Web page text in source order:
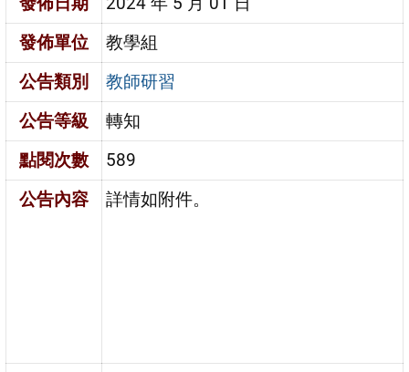
發佈單位
教學組
公告類別
教師研習
公告等級
轉知
點閱次數
589
公告內容
詳情如附件。